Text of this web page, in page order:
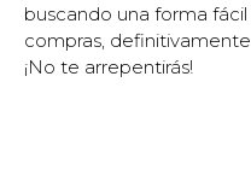
buscando una forma
compras,
¡No te arrepentirás!